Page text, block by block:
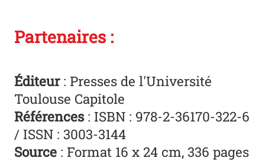
Partenaires :
Éditeur: Presses de l'Université
Toulouse Capitole
Références: ISBN : 978-2-36170-322-6
/ ISSN : 3003-3144
Source : Format 16 x 24 cm, 336 pages